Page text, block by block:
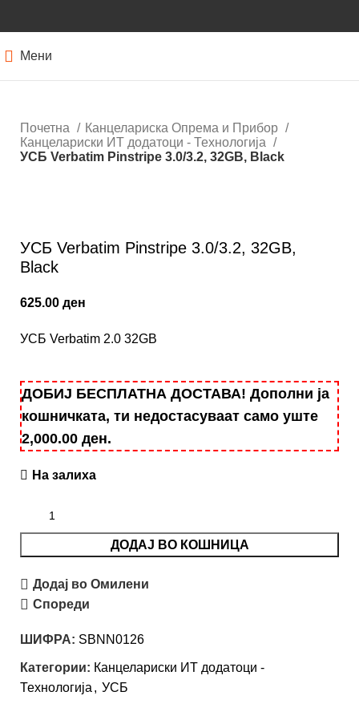
Мени
Почетна
Канцелариска Опрема и Прибор
Канцелариски ИТ додатоци - Технологија
УСБ Verbatim Pinstripe 3.0/3.2, 32GB, Black
УСБ Verbatim Pinstripe 3.0/3.2, 32GB,
Black
625.00 ден
УСБ Verbatim 2.0 32GB
ДОБИЈ БЕСПЛАТНА ДОСТАВА! Дополни ја
кошничката, ти недостасуваат само уште
2,000.00 ден.
На залиха
ДОДАЈ ВО КОШНИЦА
Додај во Омилени
Спореди
ШИФРА: SBNN0126
Категории: Канцелариски ИТ додатоци -
Технологија , УСБ